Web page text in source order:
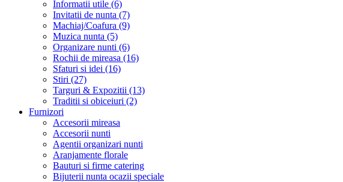
Informatii utile (6)
Invitatii de nunta (7)
Machiaj/Coafura (9)
Muzica nunta (5)
Organizare nunti (6)
Rochii de mireasa (16)
Sfaturi si idei (16)
Stiri (27)
Targuri & Expozitii (13)
Traditii si obiceiuri (2)
Furnizori
Accesorii mireasa
Accesorii nunti
Agentii organizari nunti
Aranjamente florale
Bauturi si firme catering
Bijuterii nunta ocazii speciale